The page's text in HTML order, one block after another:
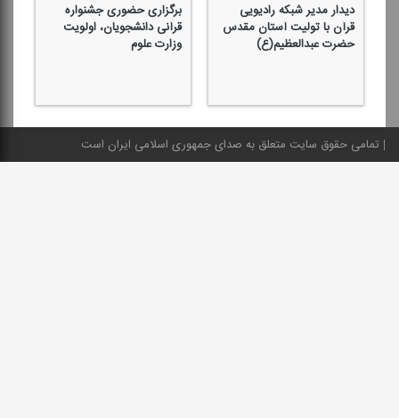
دیدار مدیر شبكه رادیویی
قرآن با تولیت آستان مقدس
حضرت عبدالعظیم(ع)
برگزاری حضوری جشنواره
قرآنی دانشجویان، اولویت
وزارت علوم
تمامی حقوق سایت متعلق به صدای جمهوری اسلامی ایران است